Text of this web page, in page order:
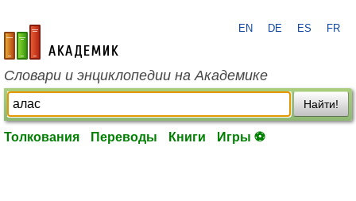
academic.ru
EN DE ES FR
Словари и энциклопедии на Академике
Найти!
Толкования Переводы Книги Игры ⚽